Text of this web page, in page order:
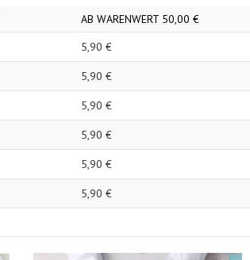
AB WARENWERT 50,00 €
5,90 €
5,90 €
5,90 €
5,90 €
5,90 €
5,90 €